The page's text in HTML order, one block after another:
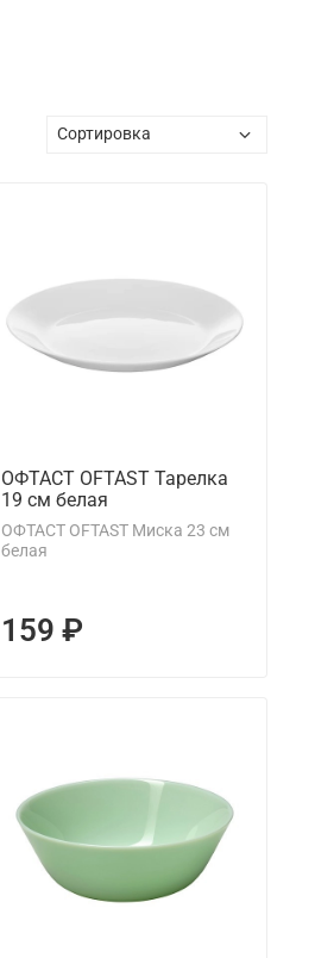
ОФТАСТ OFTAST Тарелка
19 см белая
ОФТАСТ OFTAST Миска 23 см
белая
159 ₽